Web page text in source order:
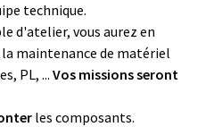
technique.
d'atelier, vous aurez en
maintenance de matériel
PL, ... Vos missions seront
les composants.